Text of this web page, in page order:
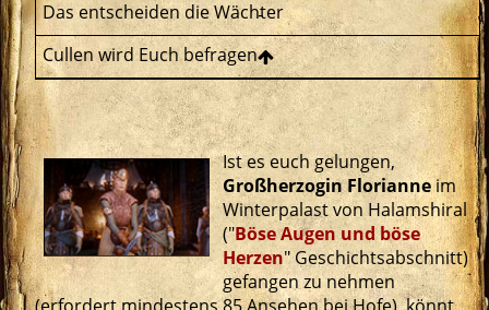
-
Ist es euch gelungen,
Großherzogin Florianneim
Winterpalast von Halamshiral
("Böse Augen und böse
Herzen" Geschichtsabschnitt)
gefangen zu nehmen
(erfordert mindestens 85 Ansehen bei Hofe), könnt